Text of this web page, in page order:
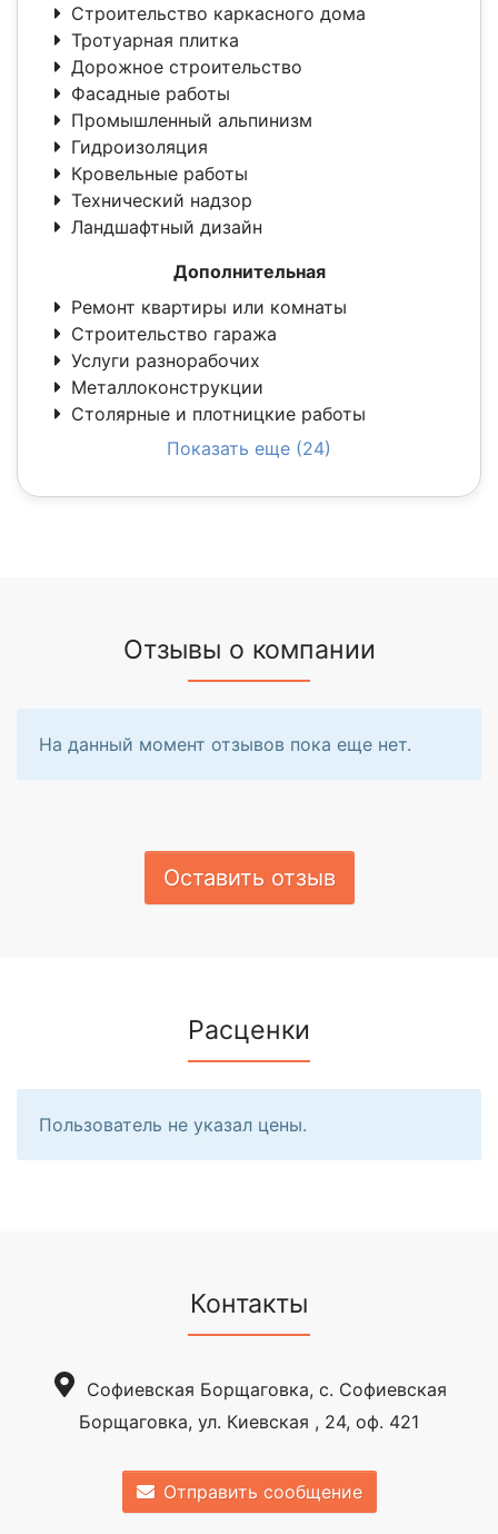
Строительство каркасного дома
Тротуарная плитка
Дорожное строительство
Фасадные работы
Промышленный альпинизм
Гидроизоляция
Кровельные работы
Технический надзор
Ландшафтный дизайн
Дополнительная
Ремонт квартиры или комнаты
Строительство гаража
Услуги разнорабочих
Металлоконструкции
Столярные и плотницкие работы
Показать еще (24)
Отзывы о компании
На данный момент отзывов пока еще нет.
Оставить отзыв
Расценки
Пользователь не указал цены.
Контакты
Софиевская Борщаговка, c. Софиевская
Борщаговка, ул. Киевская , 24, оф. 421
Отправить сообщение